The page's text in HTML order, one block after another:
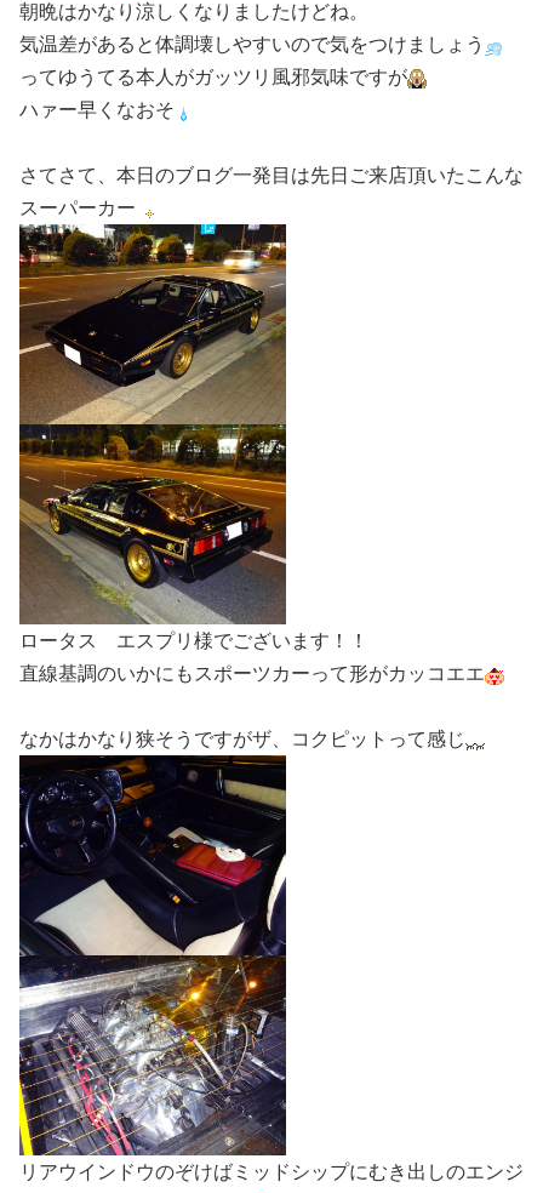
朝晩はかなり涼しくなりましたけどね。
気温差があると体調壊しやすいので気をつけましょう
ってゆうてる本人がガッツリ風邪気味ですが
ハァー早くなおそ
さてさて、本日のブログ一発目は先日ご来店頂いたこんな
スーパーカー
ロータス エスプリ様でございます！！
直線基調のいかにもスポーツカーって形がカッコエエ
なかはかなり狭そうですがザ、コクピットって感じ
リアウインドウのぞけばミッドシップにむき出しのエンジ